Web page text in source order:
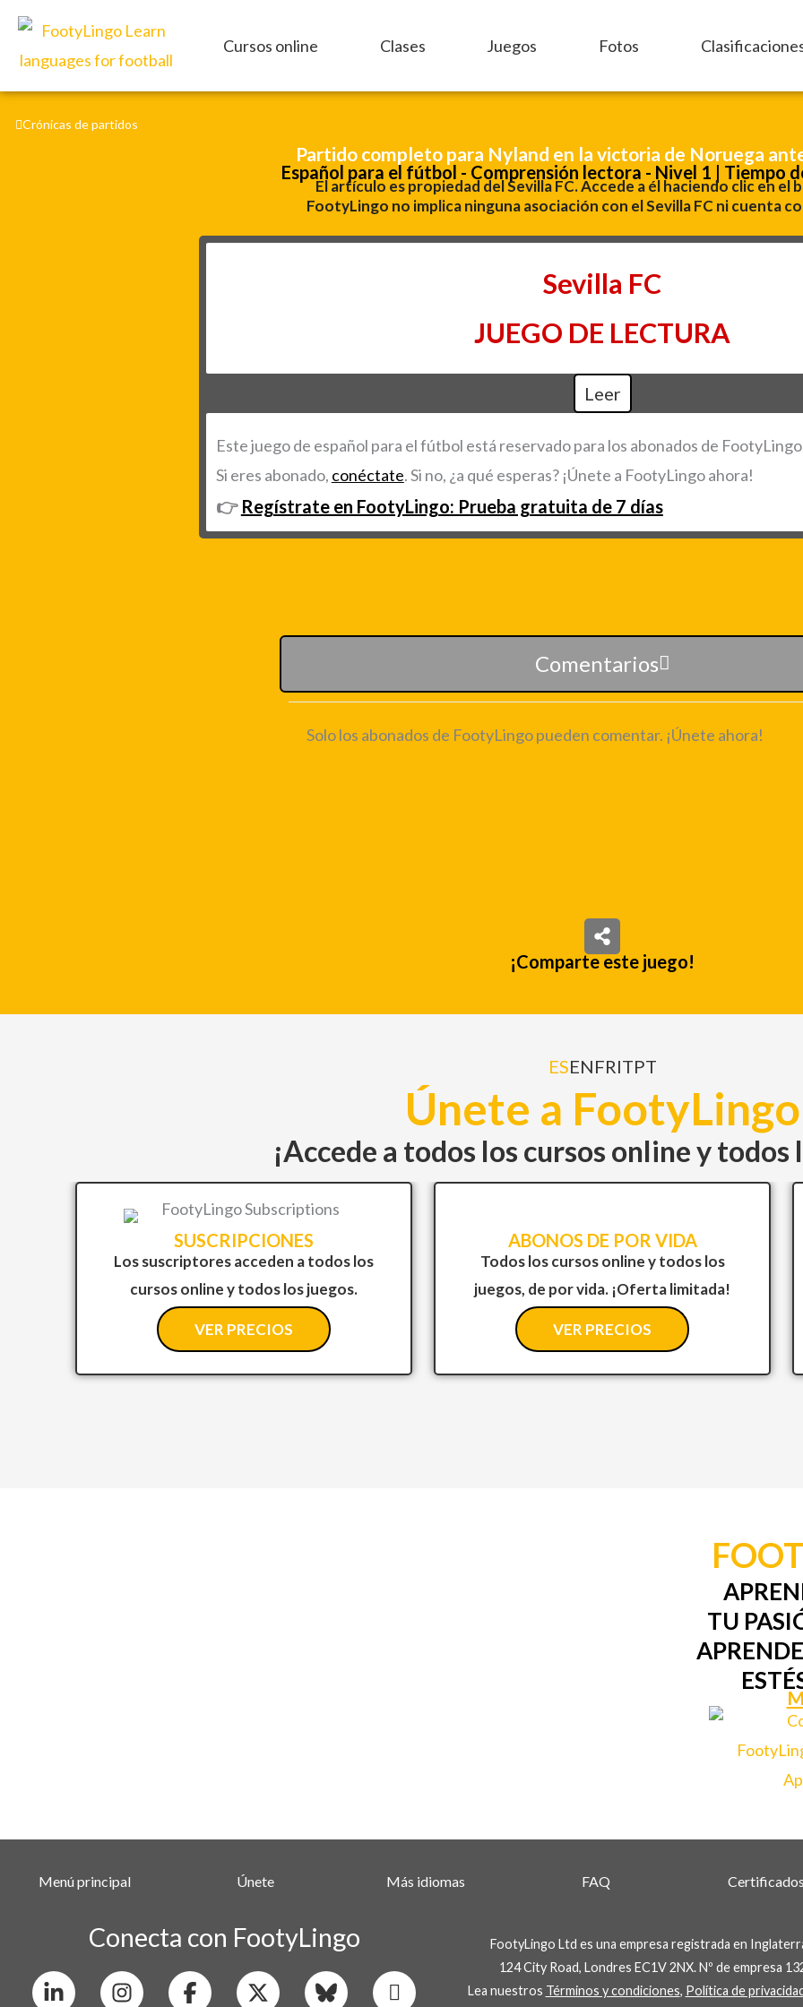
contenido
Cursos online Clases Juegos Fotos
Crónicas de partidos
Partido completo para Nyland en la victoria de Noruega
Español para el fútbol - Comprensión lectora - Nivel 1 | Tiempo
El artículo es propiedad del Sevilla FC. Accede a él haciendo clic en el
FootyLingo no implica ninguna asociación con el Sevilla FC ni cuenta
Sevilla FC
JUEGO DE LECTURA
Leer
Este juego de español para el fútbol está reservado para los abonados de
Si eres abonado, conéctate. Si no, ¿a qué esperas? ¡Únete a FootyLingo ahora!
👉 Regístrate en FootyLingo: Prueba gratuita de 7 días
Comentarios
Solo los abonados de FootyLingo pueden comentar. ¡Únete ahora!
¡Comparte este juego!
ESENFRITPT
Únete a FootyLingo
¡Accede a todos los cursos online y todos
SUSCRIPCIONES
Los suscriptores acceden a todos los
cursos online y todos los juegos.
VER PRECIOS
ABONOS DE POR VIDA
Todos los cursos online y todos los
juegos, de por vida. ¡Oferta limitada!
VER PRECIOS
TU
Menú principal Únete Más idiomas FAQ Certificados
Conecta con FootyLingo
LinkedinInstagram X BlueskyWhatsapp
FootyLingo Ltd es una empresa registrada en
124 City Road, Londres EC1V 2NX. Nº de empresa
Lea nuestros Términos y condiciones, Política de